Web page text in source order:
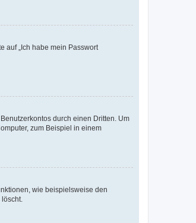
auf „Ich habe mein Passwort
durch einen Dritten. Um
zum Beispiel in einem
wie beispielsweise den